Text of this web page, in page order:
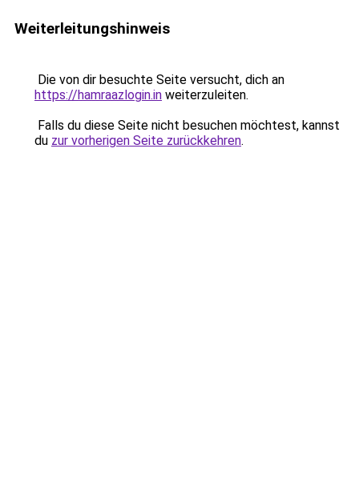
Weiterleitungshinweis
Die von dir besuchte Seite versucht, dich an
https://hamraazlogin.in weiterzuleiten.
Falls du diese Seite nicht besuchen möchtest, kannst
du zur vorherigen Seite zurückkehren.